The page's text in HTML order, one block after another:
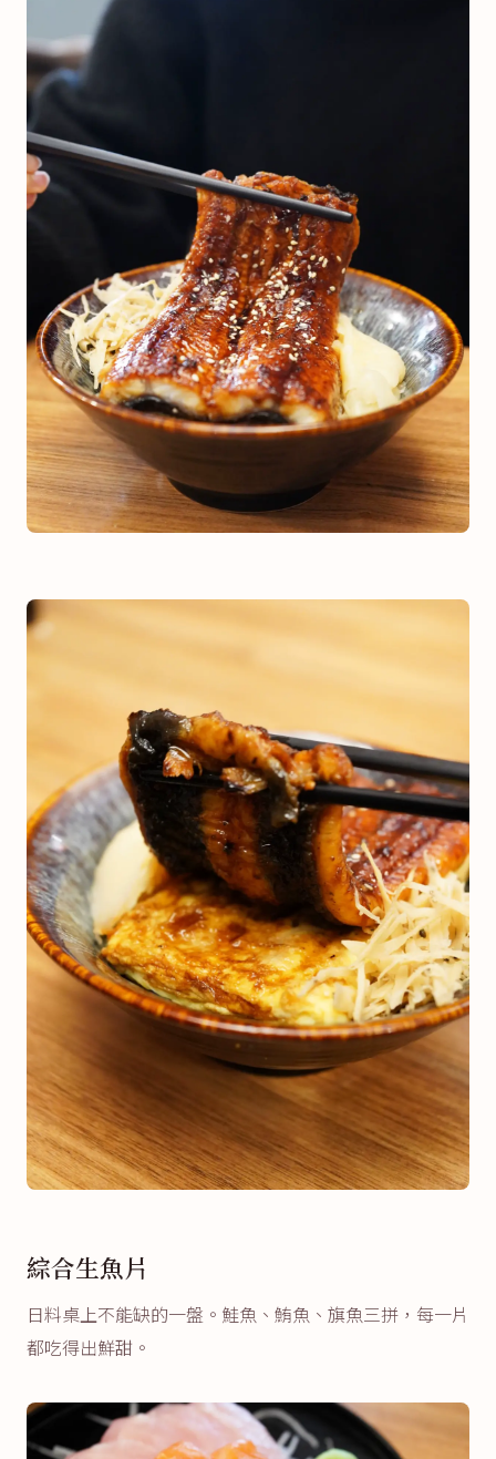
綜合生魚片
日料桌上不能缺的一盤。鮭魚、鮪魚、旗魚三拼，每一片
都吃得出鮮甜。